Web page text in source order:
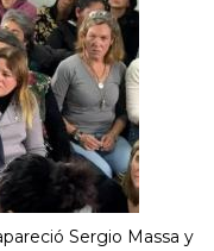
Sergio Massa y